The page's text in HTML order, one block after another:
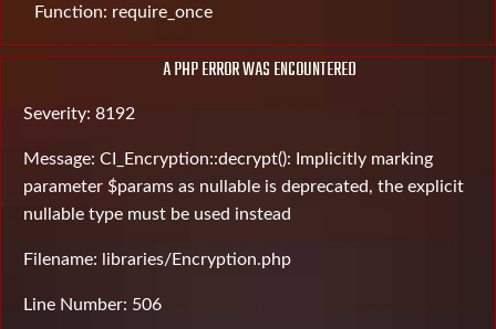
Function: require_once
A PHP ERROR WAS ENCOUNTERED
Severity: 8192
Message: CI_Encryption::decrypt(): Implicitly marking
parameter $params as nullable is deprecated, the explicit
nullable type must be used instead
Filename: libraries/Encryption.php
Line Number: 506